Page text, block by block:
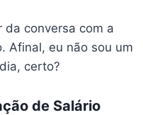
da conversa com a
Afinal, eu não sou um
certo?
de Salário